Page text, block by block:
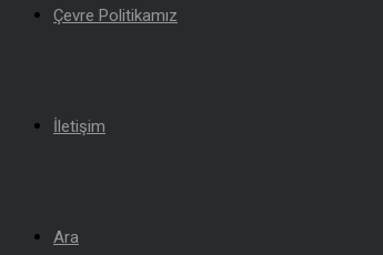
Çevre Politikamız
İletişim
Ara